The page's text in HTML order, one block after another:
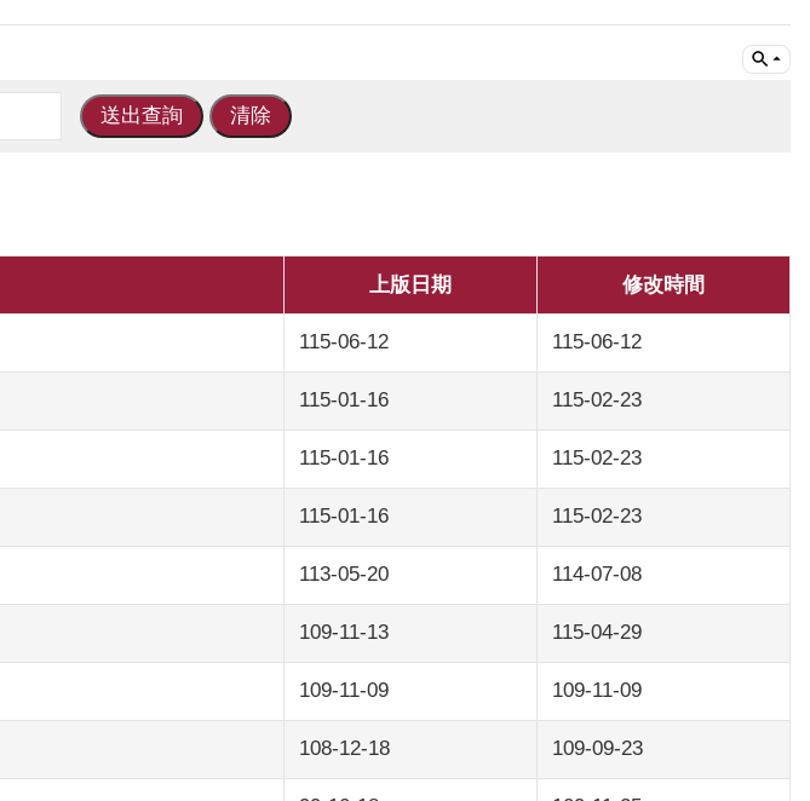
上版日期 修改時間
115-06-12 115-06-12
115-01-16 115-02-23
115-01-16 115-02-23
115-01-16 115-02-23
113-05-20 114-07-08
109-11-13 115-04-29
109-11-09 109-11-09
108-12-18 109-09-23